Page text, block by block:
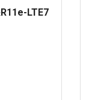
LTE7